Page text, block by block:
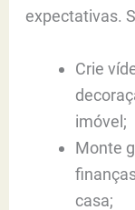
expectativas.
Crie
imóvel;
Monte
casa;